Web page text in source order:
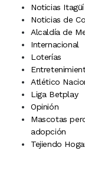
Noticias Itagüí
Noticias de
Alcaldía de
Internacional
Loterías
Atlético
Liga Betplay
Opinión
Mascotas
adopción
Tejiendo